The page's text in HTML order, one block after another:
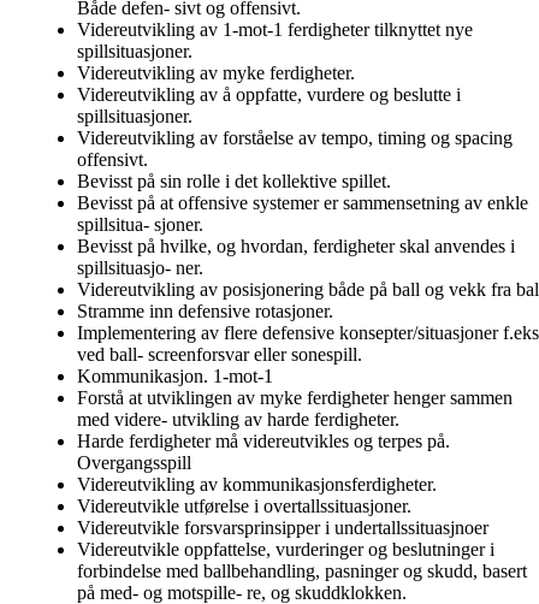
Både defen- sivt og offensivt.
Videreutvikling av 1-mot-1 ferdigheter tilknyttet nye
spillsituasjoner.
Videreutvikling av myke ferdigheter.
Videreutvikling av å oppfatte, vurdere og beslutte i
spillsituasjoner.
Videreutvikling av forståelse av tempo, timing og spacing
offensivt.
Bevisst på sin rolle i det kollektive spillet.
Bevisst på at offensive systemer er sammensetning av enkle
spillsitua- sjoner.
Bevisst på hvilke, og hvordan, ferdigheter skal anvendes i
spillsituasjo- ner.
Videreutvikling av posisjonering både på ball og vekk fra
Stramme inn defensive rotasjoner.
Implementering av flere defensive konsepter/situasjoner
ved ball- screenforsvar eller sonespill.
Kommunikasjon. 1-mot-1
Forstå at utviklingen av myke ferdigheter henger sammen
med videre- utvikling av harde ferdigheter.
Harde ferdigheter må videreutvikles og terpes på.
Overgangsspill
Videreutvikling av kommunikasjonsferdigheter.
Videreutvikle utførelse i overtallssituasjoner.
Videreutvikle forsvarsprinsipper i undertallssituasjnoer
Videreutvikle oppfattelse, vurderinger og beslutninger i
forbindelse med ballbehandling, pasninger og skudd, basert
på med- og motspille- re, og skuddklokken.